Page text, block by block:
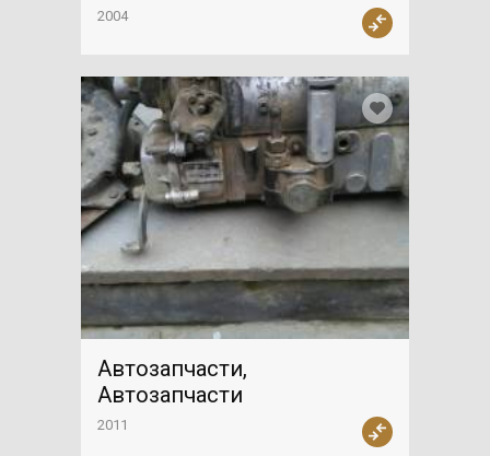
2004
Автозапчасти,
Автозапчасти
2011